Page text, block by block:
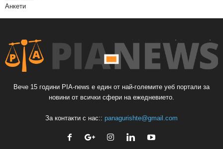
Анкети
Вече 15 години PIA-news е един от най-големите уеб портали за
новини от всички сфери на ежедневието.
За контакти с нас:: panagurishte@gmail.com